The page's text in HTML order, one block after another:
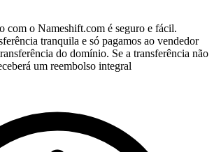
com o Nameshift.com é seguro e fácil.
tranquila e só pagamos ao vendedor
do domínio. Se a transferência não
um reembolso integral